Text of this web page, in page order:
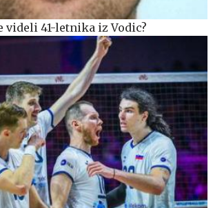
videli 41-letnika iz Vodic?